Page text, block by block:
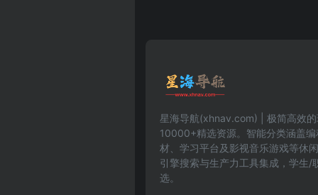
星海导航(xhnav.com) | 极简高效
10000+精选资源。智能分类涵盖
材、学习平台及影视音乐游戏等休
引擎搜索与生产力工具集成，学生/
选。